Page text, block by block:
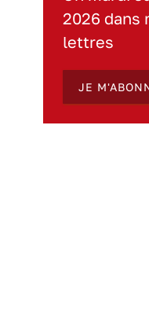
2026 dans
lettres
JE